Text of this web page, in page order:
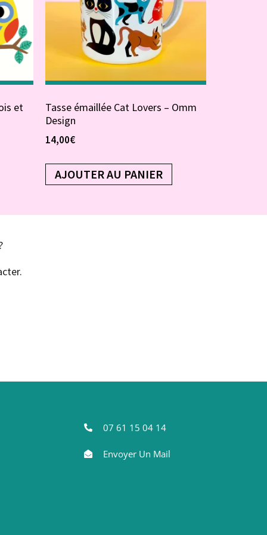
et
Tasse émaillée Cat Lovers – Omm
Design
14,00€
AJOUTER AU PANIER
07 61 15 04 14
Envoyer Un Mail